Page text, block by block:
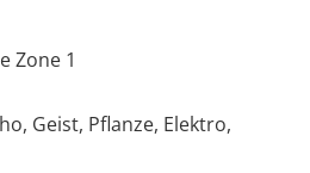
Zone 1
Geist, Pflanze, Elektro,